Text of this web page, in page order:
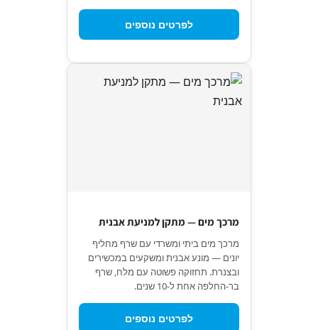
לפרטים נוספים
מרכך מים — מתקן למניעת אבנית
מרכך מים ביתי ומשרדי עם שרף מחליף
יונים — מונע אבנית ומשקעים במכשירים
ובצנרת. תחזוקה פשוטה עם מלח, שרף
בר-החלפה אחת ל-10 שנים.
לפרטים נוספים